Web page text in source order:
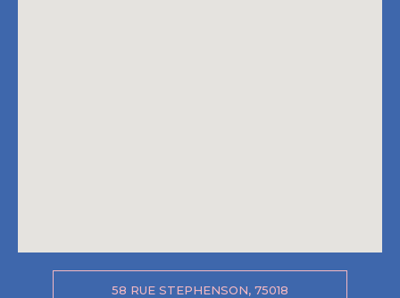
58 RUE STEPHENSON, 75018